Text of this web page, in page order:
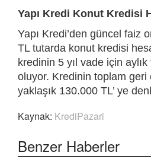
Yapı Kredi Konut Kredisi
Yapı Kredi’den güncel faiz
TL tutarda konut kredisi
kredinin 5 yıl vade için
oluyor. Kredinin toplam geri
yaklaşık 130.000 TL’ ye
Kaynak: KrediPazari
Benzer Haberler